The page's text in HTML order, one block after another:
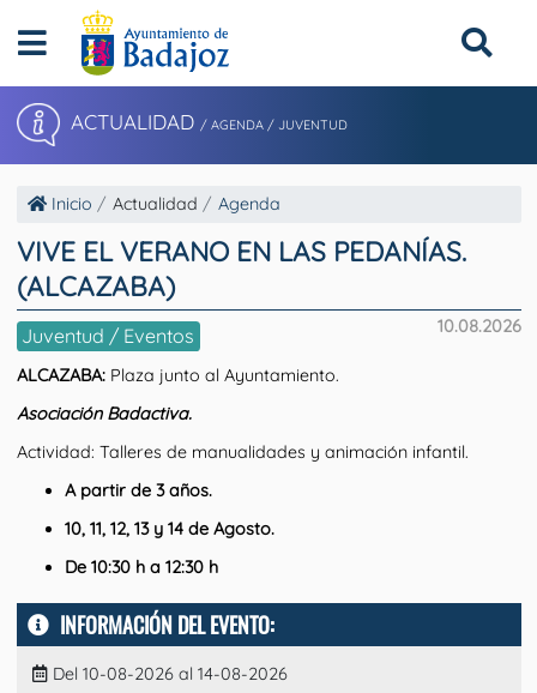
ACTUALIDAD / AGENDA / JUVENTUD
Inicio Actualidad Agenda
VIVE EL VERANO EN LAS PEDANÍAS.
(ALCAZABA)
10.08.2026
Juventud / Eventos
ALCAZABA:Plaza junto al Ayuntamiento.
Asociación Badactiva.
Actividad: Talleres de manualidades y animación infantil.
A partir de 3 años.
10, 11, 12, 13 y 14 de Agosto.
De 10:30 h a 12:30 h
INFORMACIÓN DEL EVENTO:
Del 10-08-2026 al 14-08-2026